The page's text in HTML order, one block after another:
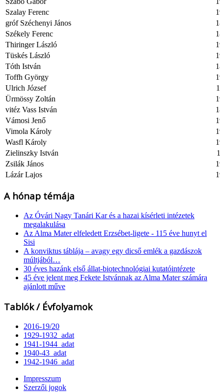
Szalay Ferenc
gróf Széchenyi János
Székely Ferenc
Thiringer László
Tüskés László
Tóth István
Toffh György
Ulrich József
Ürmössy Zoltán
vitéz Vass István
Vámosi Jenő
Vimola Károly
Wasfl Károly
Zielinszky István
Zsilák János
Lázár Lajos
A hónap témája
Az Óvári Nagy Tanári Kar és a hazai kísérleti intézetek
megalakulása
Az Alma Mater elfeledett Erzsébet-ligete - 115 éve hunyt el
Sisi
A konviktus táblája – avagy egy dicső emlék a gazdászok
múltjából…
30 éves hazánk első állat-biotechnológiai kutatóintézete
45 éve jelent meg Fekete Istvánnak az Alma Mater számára
ajánlott műve
Tablók / Évfolyamok
2016-19/20
1929-1932_adat
1941-1944_adat
1940-43_adat
1942-1946_adat
Impresszum
Szerzői jogok